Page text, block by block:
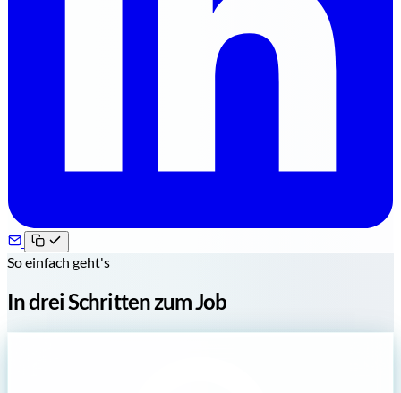
So einfach geht's
In drei Schritten zum Job